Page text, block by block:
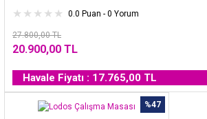
0.0 Puan - 0 Yorum
27.800,00 TL
20.900,00 TL
Havale Fiyatı : 17.765,00 TL
%47